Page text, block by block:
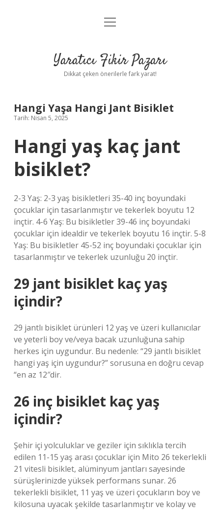
Anasayfa
Yasal Uyarı
menüyü
Yaratıcı Fikir Pazarı
Dikkat çeken önerilerle fark yarat!
Hangi Yaşa Hangi Jant Bisiklet
Tarih: Nisan 5, 2025
Hangi yaş kaç jant
bisiklet?
2-3 Yaş: 2-3 yaş bisikletleri 35-40 inç boyundaki
çocuklar için tasarlanmıştır ve tekerlek boyutu 12
inçtir. 4-6 Yaş: Bu bisikletler 39-46 inç boyundaki
çocuklar için idealdir ve tekerlek boyutu 16 inçtir. 5-8
Yaş: Bu bisikletler 45-52 inç boyundaki çocuklar için
tasarlanmıştır ve tekerlek uzunluğu 20 inçtir.
29 jant bisiklet kaç yaş
içindir?
29 jantlı bisiklet ürünleri 12 yaş ve üzeri kullanıcılar
ve yeterli boy ve/veya bacak uzunluğuna sahip
herkes için uygundur. Bu nedenle: “29 jantlı bisiklet
hangi yaş için uygundur?” sorusuna en doğru cevap
“en az 12″dir.
26 inç bisiklet kaç yaş
içindir?
Şehir içi yolculuklar ve geziler için sıklıkla tercih
edilen 11-15 yaş arası çocuklar için Mito 26 tekerlekli
21 vitesli bisiklet, alüminyum jantları sayesinde
sürüşlerinizde yüksek performans sunar. 26
tekerlekli bisiklet, 11 yaş ve üzeri çocukların boy ve
kilosuna uyacak şekilde tasarlanmıştır ve kolay ve